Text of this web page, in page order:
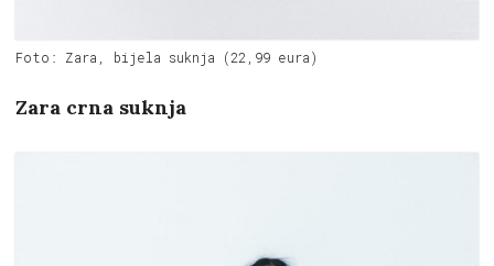
Foto: Zara, bijela suknja (22,99 eura)
Zara crna suknja